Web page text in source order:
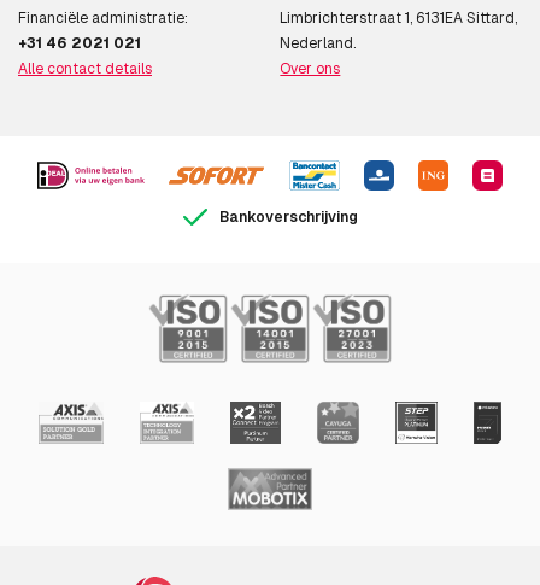
Financiële administratie:
+31 46 2021 021
Alle contact details
Limbrichterstraat 1, 6131EA Sittard,
Nederland.
Over ons
Bankoverschrijving